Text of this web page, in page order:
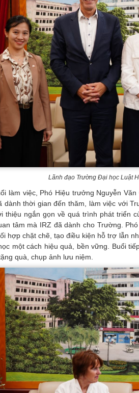
Lãnh đạo Trường Đại học Luật
làm việc, Phó Hiệu trưởng Nguyễn
dành thời gian đến thăm, làm việc với
thiệu ngắn gọn về quá trình phát triển
tâm mà IRZ đã dành cho Trường.
hợp chặt chẽ, tạo điều kiện hỗ trợ lẫn
một cách hiệu quả, bền vững. Buổi
quà, chụp ảnh lưu niệm.